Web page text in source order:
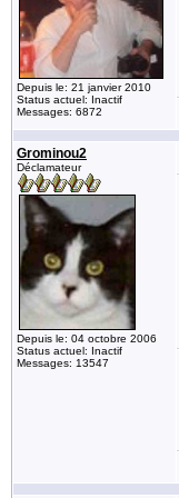
Depuis le: 21 janvier 2010
Status actuel: Inactif
Messages: 6872
Grominou2
Déclamateur
Depuis le: 04 octobre 2006
Status actuel: Inactif
Messages: 13547